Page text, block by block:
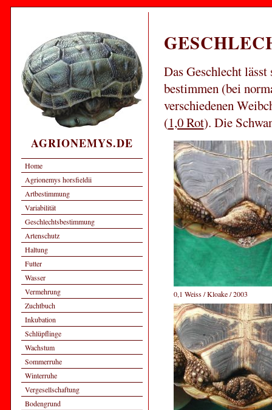
AGRIONEMYS.DE
Home
Agrionemys horsfieldii
Artbestimmung
Variabilität
Geschlechtsbestimmung
Artenschutz
Haltung
Futter
Wasser
Vermehrung
Zuchtbuch
Inkubation
Schlüpflinge
Wachstum
Sommerruhe
Winterruhe
Vergesellschaftung
Bodengrund
Das Geschlecht
bestimmen (bei
verschiedenen
(1,0 Rot). Die
0,1 Weiss / Kloake / 2003